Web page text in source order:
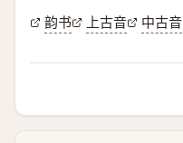
韵书 上古音 中古音